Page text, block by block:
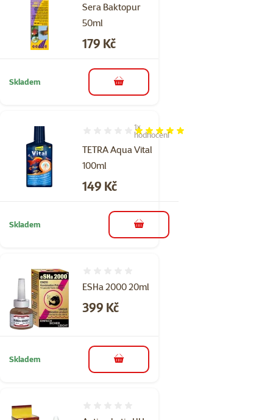
Sera Baktopur
50ml
Cena
179 Kč
Skladem do košíku
TETRA Aqua Vital
100ml
Hodnocení 100%, počet hodnocení: 1
1×
hodnocení
Cena
149 Kč
Skladem do košíku
ESHa 2000 20ml
Cena
399 Kč
Skladem do košíku